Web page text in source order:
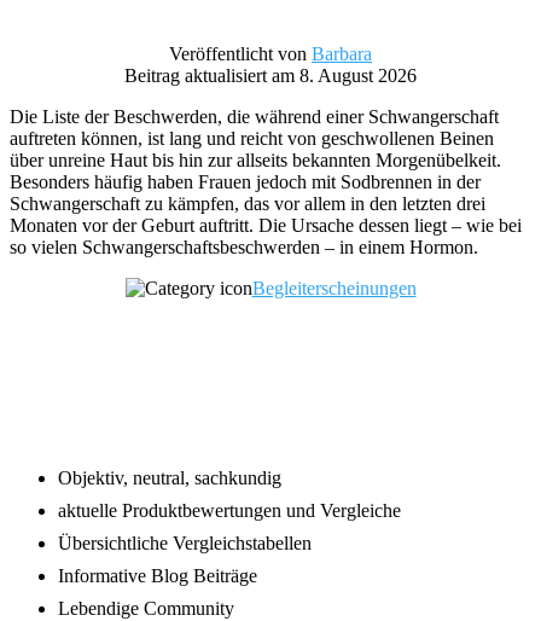
Veröffentlicht von Barbara
Beitrag aktualisiert am 8. August 2026
Die Liste der Beschwerden, die während einer Schwangerschaft
auftreten können, ist lang und reicht von geschwollenen Beinen
über unreine Haut bis hin zur allseits bekannten Morgenübelkeit.
Besonders häufig haben Frauen jedoch mit Sodbrennen in der
Schwangerschaft zu kämpfen, das vor allem in den letzten drei
Monaten vor der Geburt auftritt. Die Ursache dessen liegt – wie bei
so vielen Schwangerschaftsbeschwerden – in einem Hormon.
Begleiterscheinungen
Objektiv, neutral, sachkundig
aktuelle Produktbewertungen und Vergleiche
Übersichtliche Vergleichstabellen
Informative Blog Beiträge
Lebendige Community